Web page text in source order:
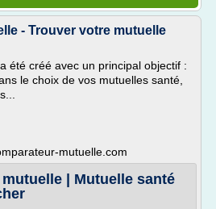
- Trouver votre mutuelle
été créé avec un principal objectif :
le choix de vos mutuelles santé,
mutuelle.com
| Mutuelle santé